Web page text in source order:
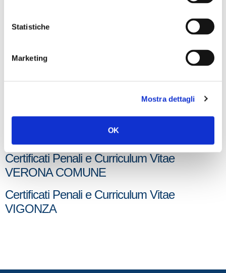
Statistiche
Marketing
Mostra dettagli
OK
VERONA V CIRC.
VERONA VI CIRC.
Certificati Penali e Curriculum Vitae
Certificati Penali e Curriculum Vitae
VERONA COMUNE
Certificati Penali e Curriculum Vitae
VIGONZA